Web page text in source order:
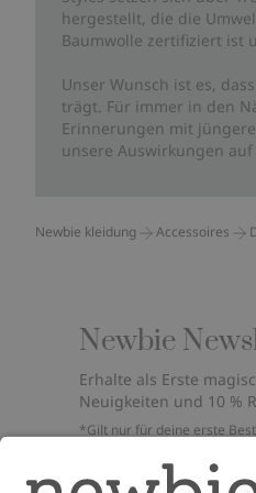
hergestellt, die die
Baumwolle zertifiziert ist
Unser Wunsch ist es,
trägt. Für immer in den
Erinnerungen mit
unsere Auswirkungen
Newbie kleidung Accessoires
Newbie
Erhalte als Erste
Neuigkeiten und 10 %
*Gilt nur für deine erste
überprüfe deinen Spam-
FAQ & Cookie-Richtlinie